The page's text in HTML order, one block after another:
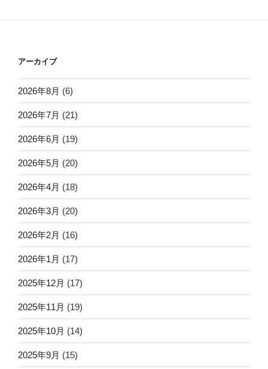
アーカイブ
2026年8月 (6)
2026年7月 (21)
2026年6月 (19)
2026年5月 (20)
2026年4月 (18)
2026年3月 (20)
2026年2月 (16)
2026年1月 (17)
2025年12月 (17)
2025年11月 (19)
2025年10月 (14)
2025年9月 (15)